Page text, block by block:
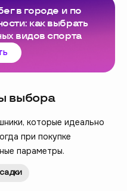
в городе и по
как выбрать
видов спорта
выбора
которые идеально
при покупке
параметры.